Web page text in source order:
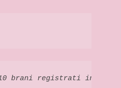
brani registrati in